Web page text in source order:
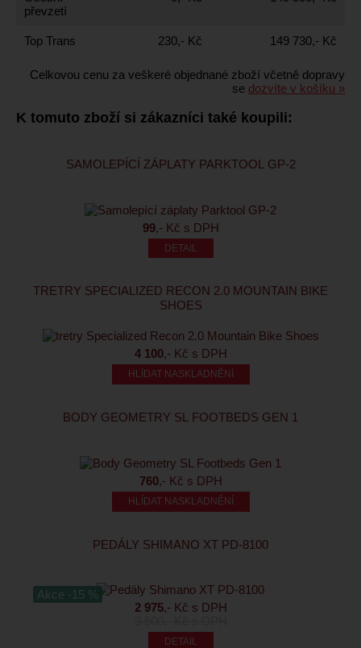
převzetí
Top Trans 230,- Kč 149 730,- Kč
Celkovou cenu za veškeré objednané zboží včetně dopravy
se dozvíte v košíku »
K tomuto zboží si zákazníci také koupili:
SAMOLEPÍCÍ ZÁPLATY PARKTOOL GP-2
99,- Kč s DPH
TRETRY SPECIALIZED RECON 2.0 MOUNTAIN BIKE
SHOES
4 100,- Kč s DPH
HLÍDAT NASKLADNĚNÍ
BODY GEOMETRY SL FOOTBEDS GEN 1
760,- Kč s DPH
HLÍDAT NASKLADNĚNÍ
PEDÁLY SHIMANO XT PD-8100
Akce -15 %
2 975,- Kč s DPH